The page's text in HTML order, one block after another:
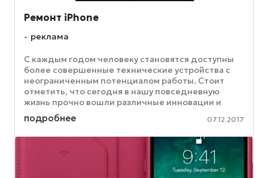
Ремонт iPhone
реклама
С каждым годом человеку становятся доступны
более совершенные технические устройства с
неограниченным потенциалом работы. Стоит
отметить, что сегодня в нашу повседневную
жизнь прочно вошли различные инновации и
высокие технологии. Практически каждый ...
подробнее 07.12.2017